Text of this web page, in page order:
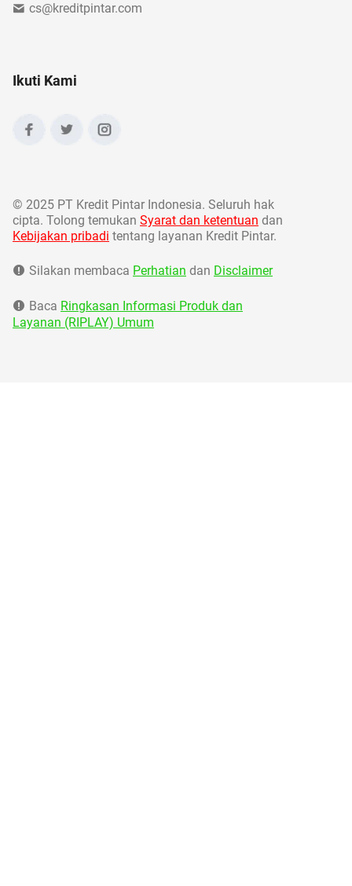
cs@kreditpintar.com
Ikuti Kami
© 2025 PT Kredit Pintar Indonesia. Seluruh hak
cipta. Tolong temukan Syarat dan ketentuan dan
Kebijakan pribadi tentang layanan Kredit Pintar.
Silakan membaca Perhatian dan Disclaimer
Baca Ringkasan Informasi Produk dan
Layanan (RIPLAY) Umum